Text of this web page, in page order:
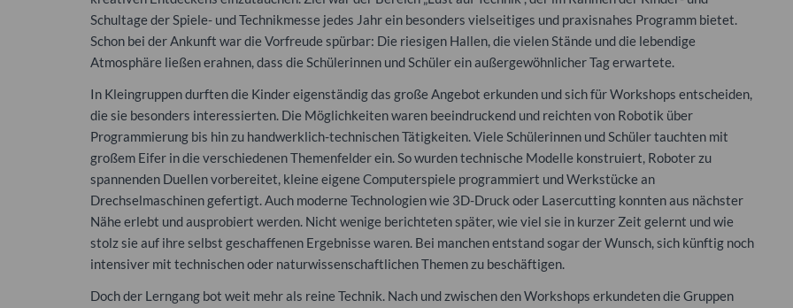
Schultage der Spiele- und Technikmesse jedes Jahr ein besonders vielseitiges und praxisnahes Programm bietet.
Schon bei der Ankunft war die Vorfreude spürbar: Die riesigen Hallen, die vielen Stände und die lebendige
Atmosphäre ließen erahnen, dass die Schülerinnen und Schüler ein außergewöhnlicher Tag erwartete.
In Kleingruppen durften die Kinder eigenständig das große Angebot erkunden und sich für Workshops entscheiden,
die sie besonders interessierten. Die Möglichkeiten waren beeindruckend und reichten von Robotik über
Programmierung bis hin zu handwerklich-technischen Tätigkeiten. Viele Schülerinnen und Schüler tauchten mit
großem Eifer in die verschiedenen Themenfelder ein. So wurden technische Modelle konstruiert, Roboter zu
spannenden Duellen vorbereitet, kleine eigene Computerspiele programmiert und Werkstücke an
Drechselmaschinen gefertigt. Auch moderne Technologien wie 3D-Druck oder Lasercutting konnten aus nächster
Nähe erlebt und ausprobiert werden. Nicht wenige berichteten später, wie viel sie in kurzer Zeit gelernt und wie
stolz sie auf ihre selbst geschaffenen Ergebnisse waren. Bei manchen entstand sogar der Wunsch, sich künftig noch
intensiver mit technischen oder naturwissenschaftlichen Themen zu beschäftigen.
Doch der Lerngang bot weit mehr als reine Technik. Nach und zwischen den Workshops erkundeten die Gruppen